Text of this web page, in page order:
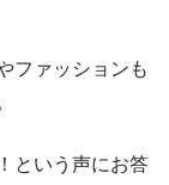
ファッションも
という声にお答